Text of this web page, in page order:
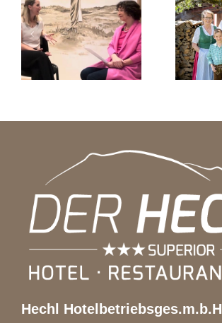
Unser
Hechl
hinter den
Kulissen
Hechl Hotelbetriebsges.m.b.H